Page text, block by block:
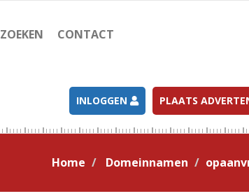
ZOEKEN CONTACT
INLOGGEN PLAATS
Home Domeinnamen